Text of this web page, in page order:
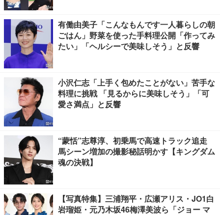
有働由美子「こんなもんです一人暮らしの朝
ごはん」野菜を使った手料理公開「作ってみ
たい」「ヘルシーで美味しそう」と反響
小沢仁志「上手く包めたことがない」苦手な
料理に挑戦 「見るからに美味しそう」「可
愛さ満点」と反響
“蒙恬”志尊淳、初乗馬で高速トラック追走
馬シーン増加の撮影秘話明かす【キングダム
魂の決戦】
【写真特集】三浦翔平・広瀬アリス・JO1白
岩瑠姫・元乃木坂46梅澤美波ら「ジョー マ